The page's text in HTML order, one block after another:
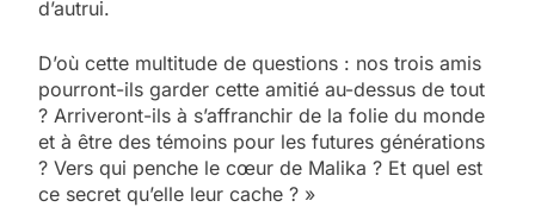
d’autrui.​
​D’où cette multitude de questions : nos trois amis
pourront-ils garder cette amitié au-dessus de tout
? Arriveront-ils à s’affranchir de la folie du monde
et à être des témoins pour les futures générations
? Vers qui penche le cœur de Malika ? Et quel est
ce secret qu’elle leur cache ? »​